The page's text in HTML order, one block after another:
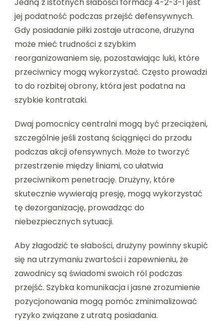
jej podatność podczas przejść defensywnych.
Gdy posiadanie piłki zostaje utracone, drużyna
może mieć trudności z szybkim
reorganizowaniem się, pozostawiając luki, które
przeciwnicy mogą wykorzystać. Często prowadzi
to do rozbitej obrony, która jest podatna na
szybkie kontrataki.
Dwaj pomocnicy centralni mogą być przeciążeni,
szczególnie jeśli zostaną ściągnięci do przodu
podczas akcji ofensywnych. Może to tworzyć
przestrzenie między liniami, co ułatwia
przeciwnikom penetrację. Drużyny, które
skutecznie wywierają presję, mogą wykorzystać
tę dezorganizację, prowadząc do
niebezpiecznych sytuacji.
Aby złagodzić te słabości, drużyny powinny skupić
się na utrzymaniu zwartości i zapewnieniu, że
zawodnicy są świadomi swoich ról podczas
przejść. Szybka komunikacja i jasne zrozumienie
pozycjonowania mogą pomóc zminimalizować
ryzyko związane z utratą posiadania.